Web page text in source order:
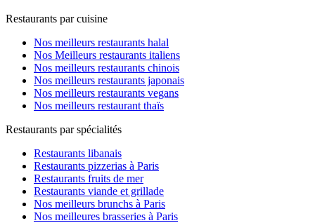
Restaurants par cuisine
Nos meilleurs restaurants halal
Nos Meilleurs restaurants italiens
Nos meilleurs restaurants chinois
Nos meilleurs restaurants japonais
Nos meilleurs restaurants vegans
Nos meilleurs restaurant thaïs
Restaurants par spécialités
Restaurants libanais
Restaurants pizzerias à Paris
Restaurants fruits de mer
Restaurants viande et grillade
Nos meilleurs brunchs à Paris
Nos meilleures brasseries à Paris